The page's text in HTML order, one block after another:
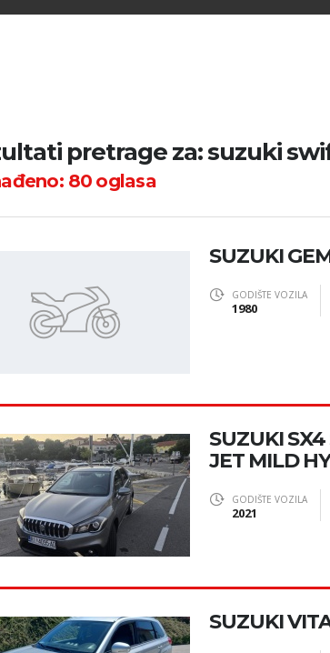
pretrage za: suzuki
80oglasa
SUZUKI
GODIŠTE VOZILA
1980
SUZUKI SX4
JET MILD
GODIŠTE VOZILA
2021
SUZUKI